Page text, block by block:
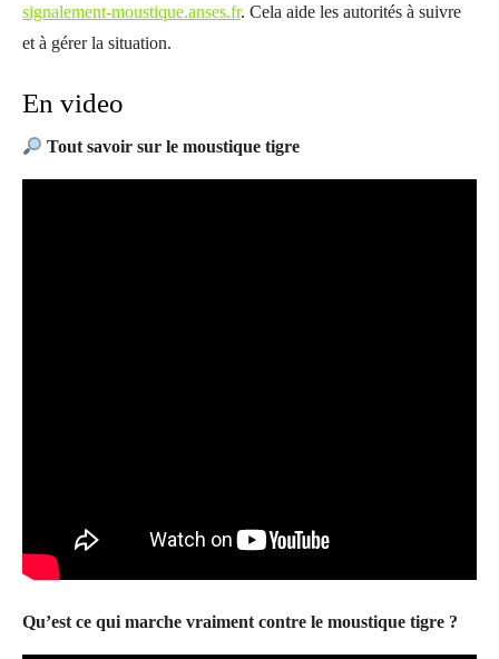
signalement-moustique.anses.fr. Cela aide les autorités à suivre
et à gérer la situation.
En video
Tout savoir sur le moustique tigre
Qu’est ce qui marche vraiment contre le moustique tigre ?